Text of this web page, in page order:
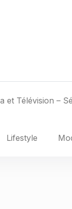
et Télévision –
Lifestyle